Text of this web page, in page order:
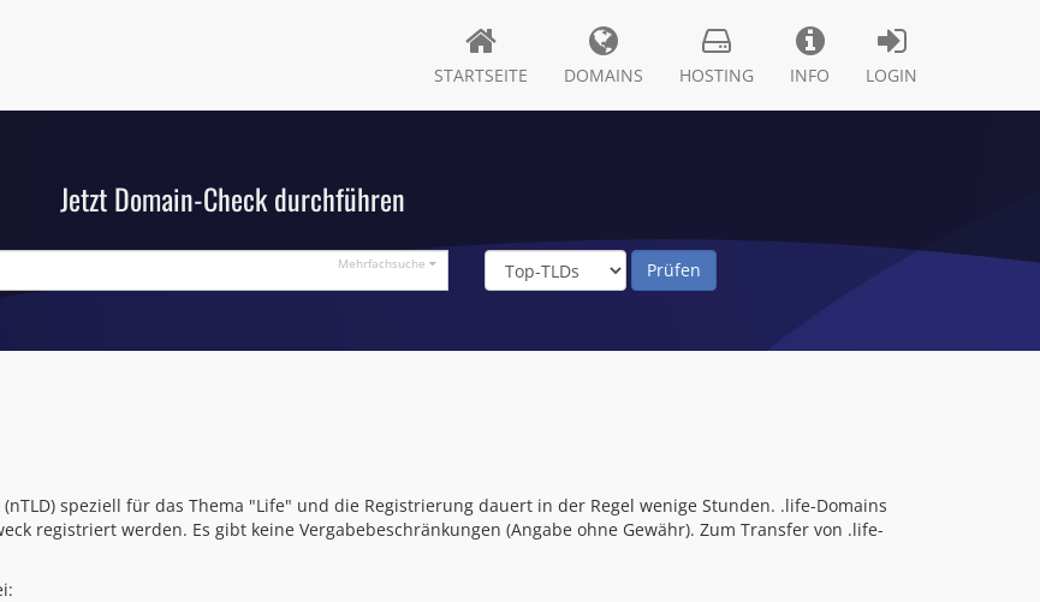
STARTSEITE DOMAINS HOSTING INFO LOGIN
Jetzt Domain-Check durchführen
Mehrfachsuche
speziell für das Thema "Life" und die Registrierung dauert in der Regel wenige Stunden. .life-Domains
registriert werden. Es gibt keine Vergabebeschränkungen (Angabe ohne Gewähr). Zum Transfer von .life-